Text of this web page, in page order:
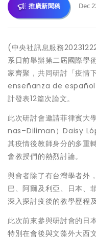
推廣新聞稿 Dec
(中央社訊息服務
系日前舉辦第二屆國際學
家齊聚，共同研討「疫情
enseñanza de
計發表12篇次論文。
此次研討會邀請菲律賓
nas–Diliman）Daisy
其疫情後教師身分的多重
會教授們的熱烈討論。
與會者除了有台灣學者外
巴、阿爾及利亞、日本、
深入探討疫後的教學歷程
此次前來參與研討會的
特別在會後與文藻外大西